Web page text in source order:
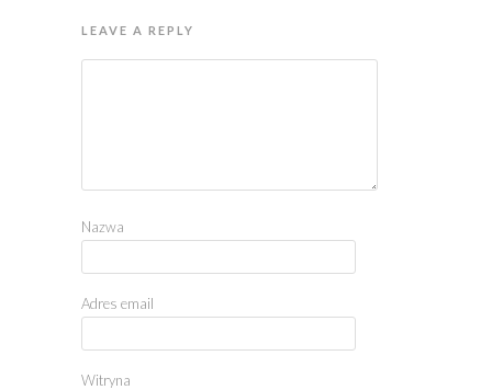
LEAVE A REPLY
Nazwa
Adres email
Witryna